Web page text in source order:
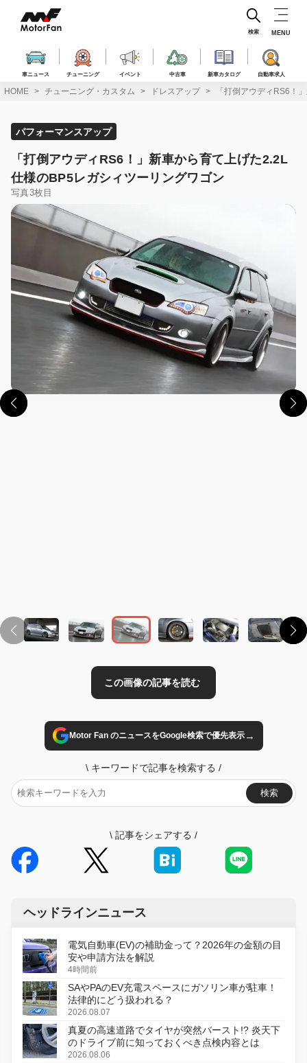
ス
車ニュース チューニング イベント 中古車 新車カタログ 自動車求人
検索 MENU
HOME チューニング・カスタム ドレスアップ 「打倒アウディRS6！
パフォーマンスアップ
「打倒アウディRS6！」新車から育て上げた2.2L
仕様のBP5レガシィツーリングワゴン
写真3枚目
Motor Fan のニュースをGoogle検索で優先表示→
\ キーワードで記事を検索する /
検索
\ 記事をシェアする /
ヘッドラインニュース
電気自動車(EV)の補助金って？2026年の金額の目
安や申請方法を解説
4時間前
SAやPAのEV充電スペースにガソリン車が駐車！
法律的にどう扱われる？
2026.08.07
真夏の高速道路でタイヤが突然バースト!? 炎天下
のドライブ前に知っておくべき点検内容とは
2026.08.06